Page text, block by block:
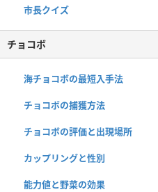
市長クイズ
チョコボ
海チョコボの最短入手法
チョコボの捕獲方法
チョコボの評価と出現場所
カップリングと性別
能力値と野菜の効果